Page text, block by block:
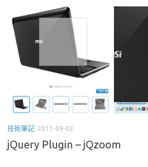
技術筆記 2011-09-03
jQuery Plugin – jQzoom